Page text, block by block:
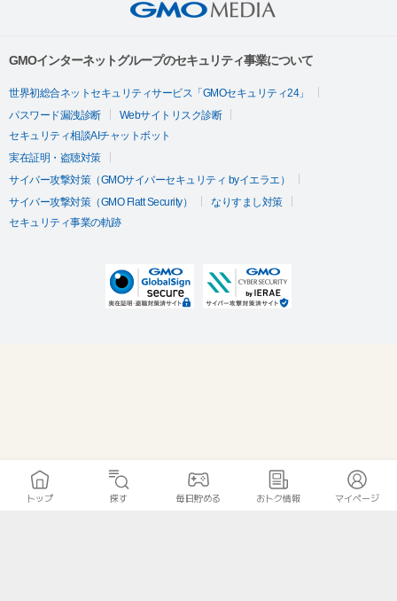
GMOインターネットグループのセキュリティ事業について
世界初総合ネットセキュリティサービス「GMOセキュリティ24」
パスワード漏洩診断
Webサイトリスク診断
セキュリティ相談AIチャットボット
実在証明・盗聴対策
サイバー攻撃対策（GMOサイバーセキュリティ byイエラエ）
サイバー攻撃対策（GMO Flatt Security）
なりすまし対策
セキュリティ事業の軌跡
トップ 探す 毎日貯める おトク情報 マイページ